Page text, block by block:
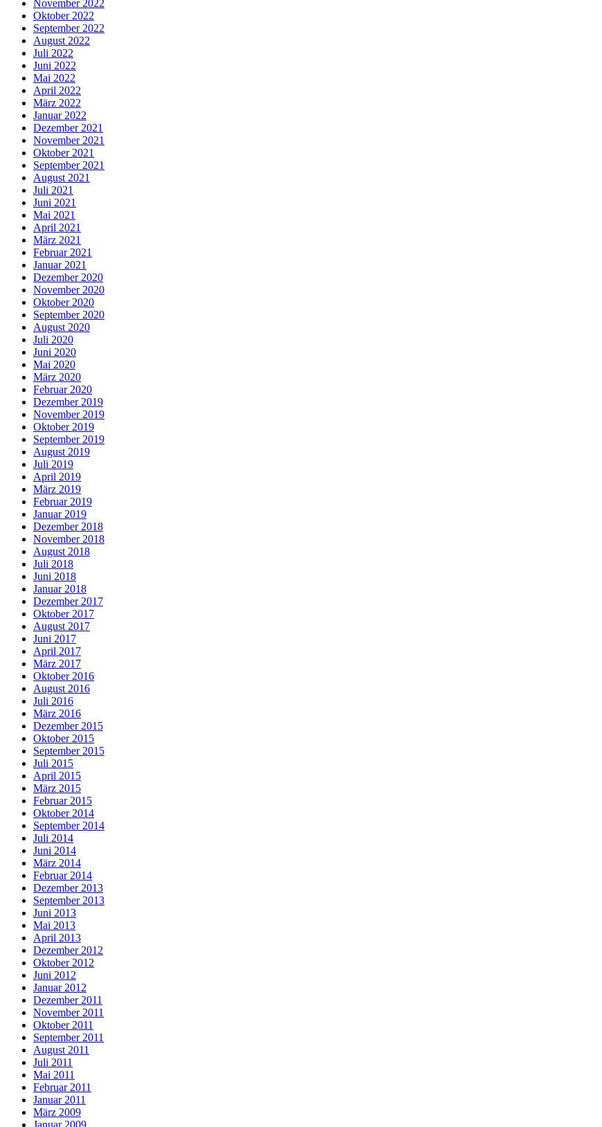
November 2022
Oktober 2022
September 2022
August 2022
Juli 2022
Juni 2022
Mai 2022
April 2022
März 2022
Januar 2022
Dezember 2021
November 2021
Oktober 2021
September 2021
August 2021
Juli 2021
Juni 2021
Mai 2021
April 2021
März 2021
Februar 2021
Januar 2021
Dezember 2020
November 2020
Oktober 2020
September 2020
August 2020
Juli 2020
Juni 2020
Mai 2020
März 2020
Februar 2020
Dezember 2019
November 2019
Oktober 2019
September 2019
August 2019
Juli 2019
April 2019
März 2019
Februar 2019
Januar 2019
Dezember 2018
November 2018
August 2018
Juli 2018
Juni 2018
Januar 2018
Dezember 2017
Oktober 2017
August 2017
Juni 2017
April 2017
März 2017
Oktober 2016
August 2016
Juli 2016
März 2016
Dezember 2015
Oktober 2015
September 2015
Juli 2015
April 2015
März 2015
Februar 2015
Oktober 2014
September 2014
Juli 2014
Juni 2014
März 2014
Februar 2014
Dezember 2013
September 2013
Juni 2013
Mai 2013
April 2013
Dezember 2012
Oktober 2012
Juni 2012
Januar 2012
Dezember 2011
November 2011
Oktober 2011
September 2011
August 2011
Juli 2011
Mai 2011
Februar 2011
Januar 2011
März 2009